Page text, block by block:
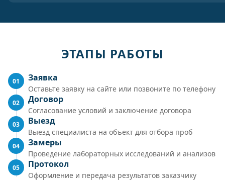
ЭТАПЫ РАБОТЫ
01 Заявка
Оставьте заявку на сайте или позвоните по телефону
02 Договор
Согласование условий и заключение договора
03 Выезд
Выезд специалиста на объект для отбора проб
04 Замеры
Проведение лабораторных исследований и анализов
05 Протокол
Оформление и передача результатов заказчику